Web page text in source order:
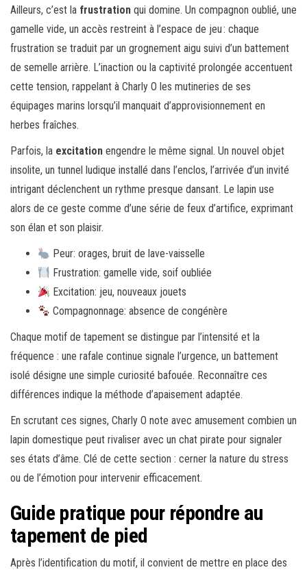
Ailleurs, c’est la frustration qui domine. Un compagnon oublié, une
gamelle vide, un accès restreint à l’espace de jeu : chaque
frustration se traduit par un grognement aigu suivi d’un battement
de semelle arrière. L’inaction ou la captivité prolongée accentuent
cette tension, rappelant à Charly O les mutineries de ses
équipages marins lorsqu’il manquait d’approvisionnement en
herbes fraîches.
Parfois, la excitation engendre le même signal. Un nouvel objet
insolite, un tunnel ludique installé dans l’enclos, l’arrivée d’un invité
intrigant déclenchent un rythme presque dansant. Le lapin use
alors de ce geste comme d’une série de feux d’artifice, exprimant
son élan et son plaisir.
Peur: orages, bruit de lave-vaisselle
Frustration: gamelle vide, soif oubliée
Excitation: jeu, nouveaux jouets
Compagnonnage: absence de congénère
Chaque motif de tapement se distingue par l’intensité et la
fréquence : une rafale continue signale l’urgence, un battement
isolé désigne une simple curiosité bafouée. Reconnaître ces
différences indique la méthode d’apaisement adaptée.
En scrutant ces signes, Charly O note avec amusement combien un
lapin domestique peut rivaliser avec un chat pirate pour signaler
ses états d’âme. Clé de cette section : cerner la nature du stress
ou de l’émotion pour intervenir efficacement.
Guide pratique pour répondre au
tapement de pied
Après l’identification du motif, il convient de mettre en place des